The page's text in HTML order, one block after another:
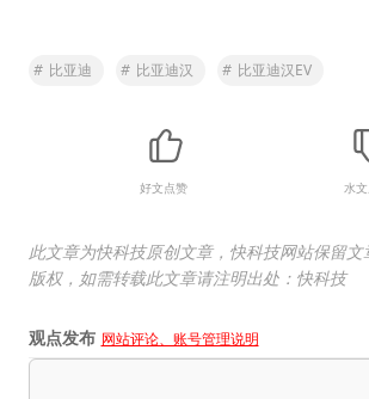
# 比亚迪 # 比亚迪汉 # 比亚迪汉EV
好文点赞 水
此文章为快科技原创文章，快科技网站保留
版权，如需转载此文章请注明出处：快科技
观点发布 网站评论、账号管理说明